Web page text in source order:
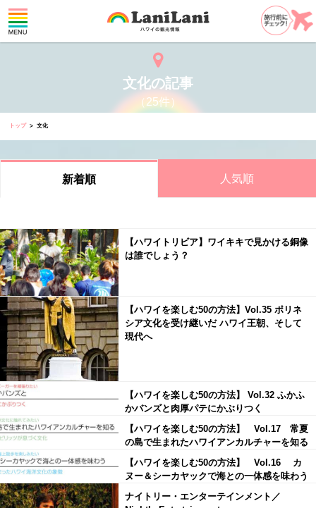
文化の記事
（25件）
トップ 文化
新着順 人気順
【ハワイトリビア】ワイキキで見かける銅像
は誰でしょう？
【ハワイを楽しむ50の方法】Vol.35 ポリネ
シア文化を受け継いだ ハワイ王朝、そして
現代へ
【ハワイを楽しむ50の方法】 Vol.32 ふかふ
かバンズと肉厚パテにかぶりつく
【ハワイを楽しむ50の方法】 Vol.17 常夏
の島で生まれたハワイアンカルチャーを知る
【ハワイを楽しむ50の方法】 Vol.16 カ
ヌー＆シーカヤックで海との一体感を味わう
ナイトリー・エンターテインメント／